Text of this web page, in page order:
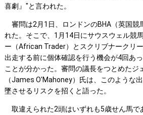
喜劇』"と言われた。
審問は2月1日、ロンドンのBHA（英国競
れた。そこで、1月14日にサウスウェル競
ー（African Trader）とスクリブナークリ
出走する前に個体確認を行う機会が4回あ
ことが分かった。審問の議長をつとめたジ
（James O'Mahoney）氏は、このような
墜させるリスクを招くと語った。
取違えられた2頭はいずれも5歳せん馬で